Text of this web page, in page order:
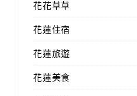
花花草草
花蓮住宿
花蓮旅遊
花蓮美食